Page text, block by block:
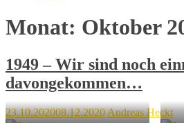
Monat: Oktober
1949 – Wir sind noch
davongekommen…
23.10.202008.12.2020Andreas Heckt